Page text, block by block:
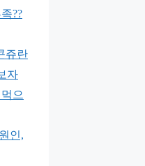
??
쥬란
자
으
인,